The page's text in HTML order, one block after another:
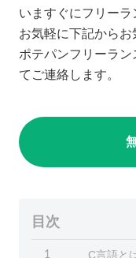
いますぐにフリー
お気軽に下記からお
ポテパンフリーラ
てご連絡します。
目次
1 C言語と